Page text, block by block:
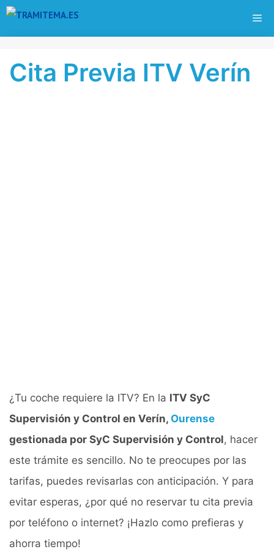
Saltar
Cita Previa ITV Verín
¿Tu coche requiere la ITV? En la ITV SyC
Supervisión y Control en Verín, Ourense
gestionada por SyC Supervisión y Control, hacer
este trámite es sencillo. No te preocupes por las
tarifas, puedes revisarlas con anticipación. Y para
evitar esperas, ¿por qué no reservar tu cita previa
por teléfono o internet? ¡Hazlo como prefieras y
ahorra tiempo!